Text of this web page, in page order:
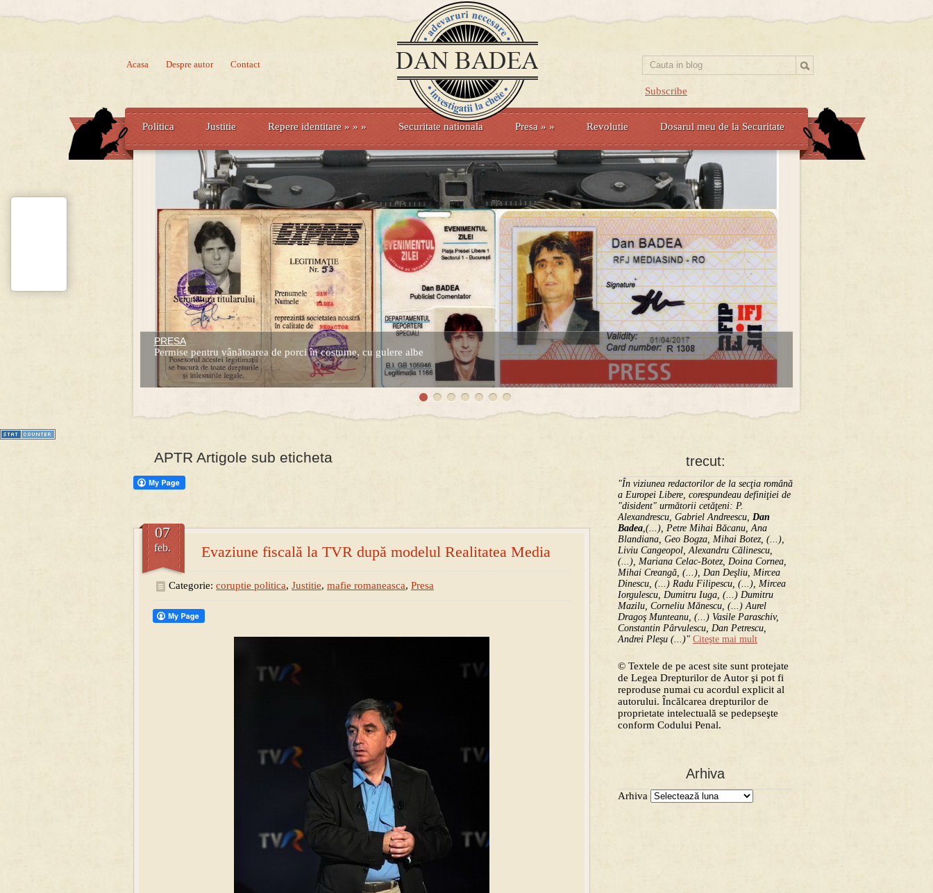
Subscribe
Acasa Despre autor Contact
Politica Justitie Repere identitare » » » Securitate nationala Presa » » Revolutie Dosarul meu de la Securitate
PRESA
Permise pentru vânătoarea de porci în costume, cu gulere albe
Prima mea carte publicata (Nemira)
Averea Presedintelui: prima lucrare despre controversatele conturi secrete ale Securitatii.
trecut:
"În viziunea redactorilor de la secţia română
a Europei Libere, corespundeau definiţiei de
"disident" următorii ce­tă­ţeni: P.
Alexandrescu, Gabriel Andreescu, Dan
Badea,(...), Petre Mihai Băcanu, Ana
Blandiana, Geo Bogza, Mihai Botez, (...),
Liviu Cangeopol, Alexandru Călinescu,
(...), Mariana Celac-Botez, Doina Cornea,
Mihai Creangă, (...), Dan Deşliu, Mircea
Dinescu, (...) Radu Filipescu, (...), Mircea
Iorgulescu, Dumitru Iuga, (...) Dumitru
Mazilu, Corneliu Mănescu, (...) Aurel
Dragoş Munteanu, (...) Vasile Paraschiv,
Constantin Pârvulescu, Dan Petrescu,
Andrei Pleşu (...)" Citeşte mai mult
© Textele de pe acest site sunt protejate
de Legea Drepturilor de Autor şi pot fi
reproduse numai cu acordul explicit al
autorului. Încălcarea drepturilor de
proprietate intelectuală se pedepseşte
conform Codului Penal.
Arhiva
Arhiva
APTR Artigole sub eticheta
Evaziune fiscală la TVR după modelul Realitatea Media
07
feb.
Categorie: coruptie politica, Justitie, mafie romaneasca, Presa